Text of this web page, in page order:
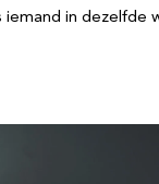
iemand in dezelfde